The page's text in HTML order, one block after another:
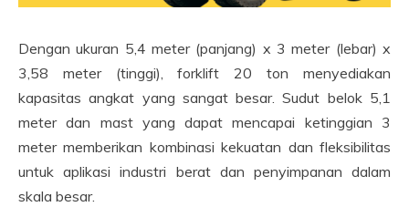
Dengan ukuran 5,4 meter (panjang) x 3 meter (lebar) x
3,58 meter (tinggi), forklift 20 ton menyediakan
kapasitas angkat yang sangat besar. Sudut belok 5,1
meter dan mast yang dapat mencapai ketinggian 3
meter memberikan kombinasi kekuatan dan fleksibilitas
untuk aplikasi industri berat dan penyimpanan dalam
skala besar.